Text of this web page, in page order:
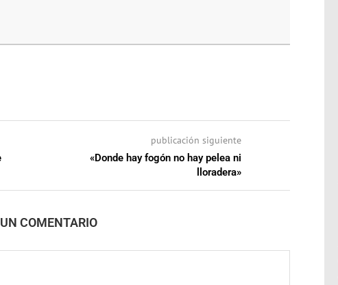
publicación siguiente
«Donde hay fogón no hay pelea ni
lloradera»
COMENTARIO